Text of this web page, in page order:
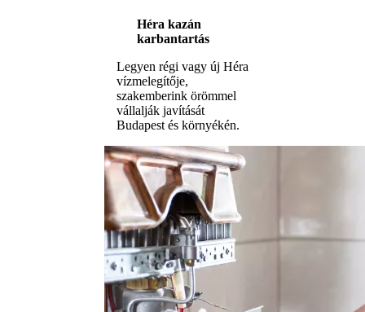
Héra kazán
karbantartás
Legyen régi vagy új Héra
vízmelegítője,
szakemberink örömmel
vállalják javítását
Budapest és környékén.